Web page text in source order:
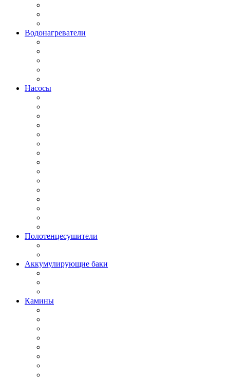
Водонагреватели
Насосы
Полотенцесушители
Аккумулирующие баки
Камины